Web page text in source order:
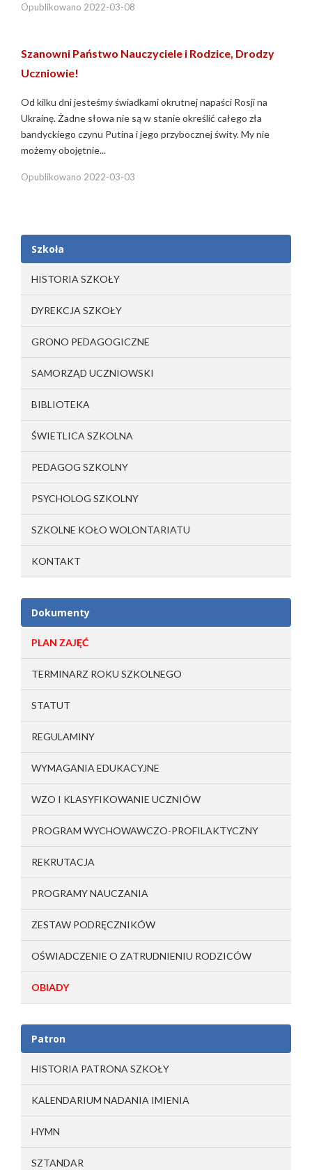
Opublikowano 2022-03-08
Szanowni Państwo Nauczyciele i Rodzice, Drodzy
Uczniowie!
Od kilku dni jesteśmy świadkami okrutnej napaści Rosji na
Ukrainę. Żadne słowa nie są w stanie określić całego zła
bandyckiego czynu Putina i jego przybocznej świty. My nie
możemy obojętnie...
Opublikowano 2022-03-03
Szkoła
HISTORIA SZKOŁY
DYREKCJA SZKOŁY
GRONO PEDAGOGICZNE
SAMORZĄD UCZNIOWSKI
BIBLIOTEKA
ŚWIETLICA SZKOLNA
PEDAGOG SZKOLNY
PSYCHOLOG SZKOLNY
SZKOLNE KOŁO WOLONTARIATU
KONTAKT
Dokumenty
PLAN ZAJĘĆ
TERMINARZ ROKU SZKOLNEGO
STATUT
REGULAMINY
WYMAGANIA EDUKACYJNE
WZO I KLASYFIKOWANIE UCZNIÓW
PROGRAM WYCHOWAWCZO-PROFILAKTYCZNY
REKRUTACJA
PROGRAMY NAUCZANIA
ZESTAW PODRĘCZNIKÓW
OŚWIADCZENIE O ZATRUDNIENIU RODZICÓW
OBIADY
Patron
HISTORIA PATRONA SZKOŁY
KALENDARIUM NADANIA IMIENIA
HYMN
SZTANDAR